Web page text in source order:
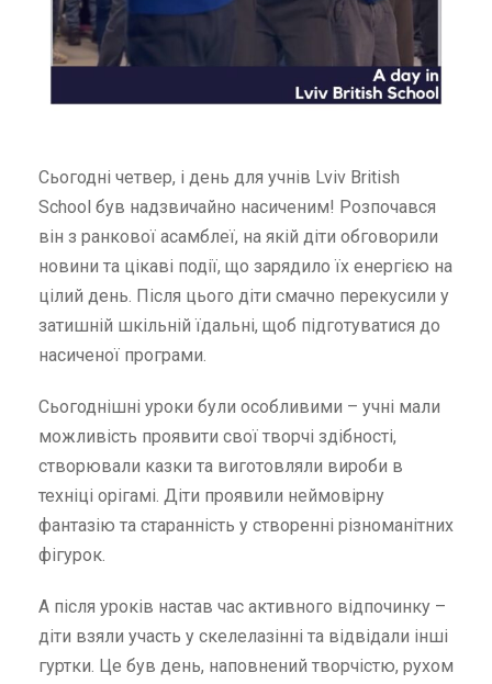
Сьогодні четвер, і день для учнів Lviv British
School був надзвичайно насиченим! Розпочався
він з ранкової асамблеї, на якій діти обговорили
новини та цікаві події, що зарядило їх енергією на
цілий день. Після цього діти смачно перекусили у
затишній шкільній їдальні, щоб підготуватися до
насиченої програми.
Сьогоднішні уроки були особливими – учні мали
можливість проявити свої творчі здібності,
створювали казки та виготовляли вироби в
техніці орігамі. Діти проявили неймовірну
фантазію та старанність у створенні різноманітних
фігурок.
А після уроків настав час активного відпочинку –
діти взяли участь у скелелазінні та відвідали інші
гуртки. Це був день, наповнений творчістю, рухом